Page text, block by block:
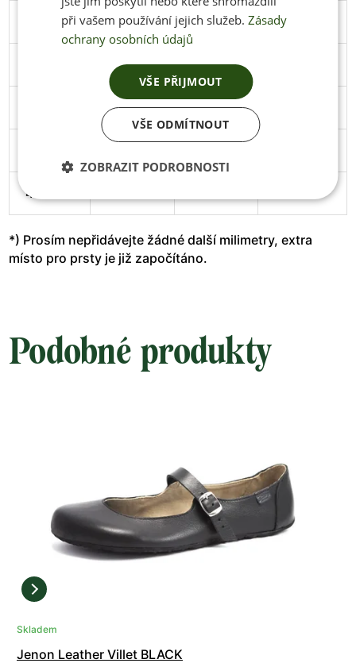
291 106 Stáhnout
297 108
305 111
49
*) Prosím nepřidávejte žádné další milimetry, extra
místo pro prsty je již započítáno.
Podobné produkty
Skladem
Jenon Leather Villet BLACK
při vašem používání jejich služeb. Zásady
ochrany osobních údajů
VŠE PŘIJMOUT
VŠE ODMÍTNOUT
ZOBRAZIT PODROBNOSTI